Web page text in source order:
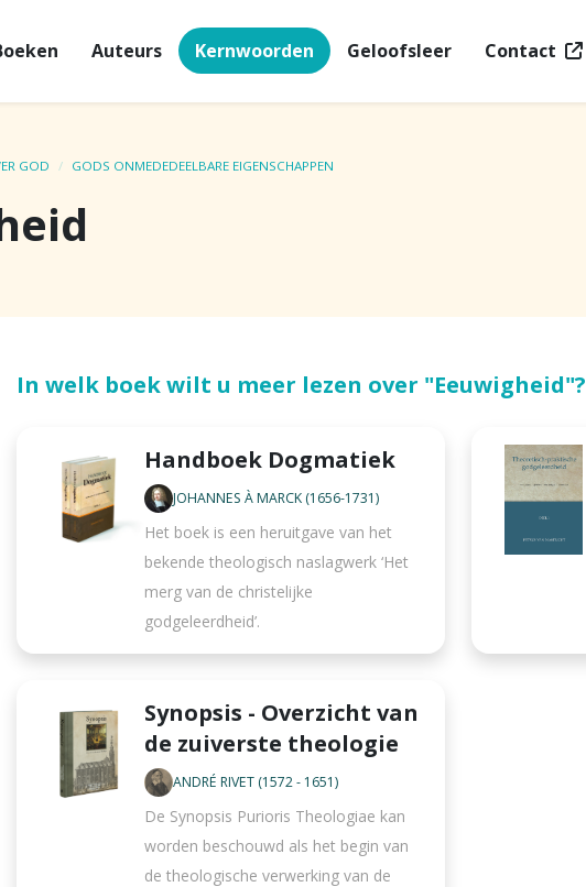
Auteurs Kernwoorden Geloofsleer Contact
GOD GODS ONMEDEDEELBARE EIGENSCHAPPEN
In welk boek wilt u meer lezen over "Eeuwigheid"?
Handboek Dogmatiek
JOHANNES À MARCK (1656-1731)
Het boek is een heruitgave van het
bekende theologisch naslagwerk ‘Het
merg van de christelijke
godgeleerdheid’.
Synopsis - Overzicht van
de zuiverste theologie
ANDRÉ RIVET (1572 - 1651)
De Synopsis Purioris Theologiae kan
worden beschouwd als het begin van
de theologische verwerking van de